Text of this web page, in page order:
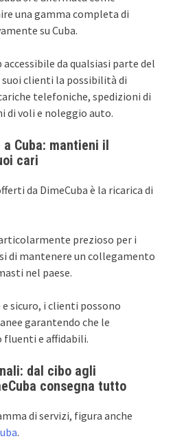
una gamma completa di
su Cuba.
da qualsiasi parte del
suoi clienti la possibilità di
telefoniche, spedizioni di
voli e noleggio auto.
Cuba: mantieni il
cari
da DimeCuba è la ricarica di
prezioso per i
di mantenere un collegamento
nel paese.
sicuro, i clienti possono
garantendo che le
fluenti e affidabili.
dal cibo agli
consegna tutto
di servizi, figura anche
.